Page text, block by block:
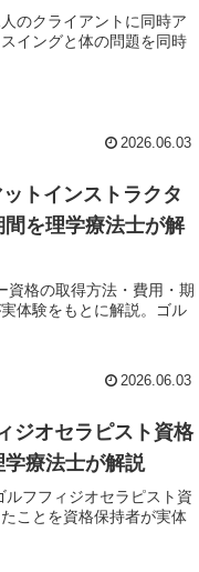
のクライアントに同時ア
イングと体の問題を同時
2026.06.03
トインストラクタ
を理学療法士が解
資格の取得方法・費用・期
体験をもとに解説。ゴル
2026.06.03
ジオセラピスト資格
学療法士が解説
フフィジオセラピスト資
ことを資格保持者が実体